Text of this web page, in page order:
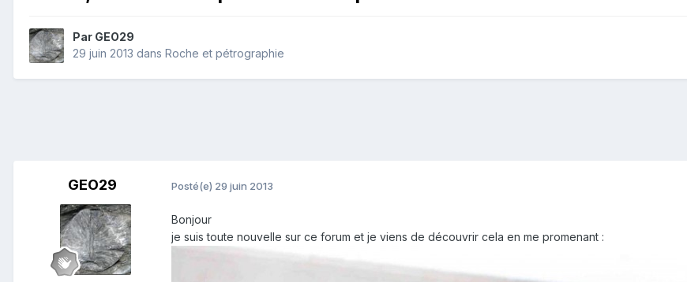
Par GEO29
29 juin 2013 dans Roche et pétrographie
GEO29 Posté(e) 29 juin 2013
Bonjour
je suis toute nouvelle sur ce forum et je viens de découvrir cela en me promenant :